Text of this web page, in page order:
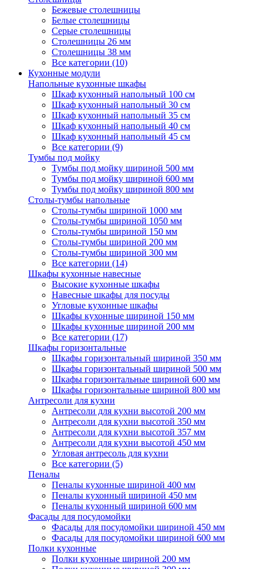
Бежевые столешницы
Белые столешницы
Серые столешницы
Столешницы 26 мм
Столешницы 38 мм
Все категории (10)
Кухонные модули
Напольные кухонные шкафы
Шкаф кухонный напольный 100 см
Шкаф кухонный напольный 30 см
Шкаф кухонный напольный 35 см
Шкаф кухонный напольный 40 см
Шкаф кухонный напольный 45 см
Все категории (9)
Тумбы под мойку
Тумбы под мойку шириной 500 мм
Тумбы под мойку шириной 600 мм
Тумбы под мойку шириной 800 мм
Столы-тумбы напольные
Столы-тумбы шириной 1000 мм
Столы-тумбы шириной 1050 мм
Столы-тумбы шириной 150 мм
Столы-тумбы шириной 200 мм
Столы-тумбы шириной 300 мм
Все категории (14)
Шкафы кухонные навесные
Высокие кухонные шкафы
Навесные шкафы для посуды
Угловые кухонные шкафы
Шкафы кухонные шириной 150 мм
Шкафы кухонные шириной 200 мм
Все категории (17)
Шкафы горизонтальные
Шкафы горизонтальный шириной 350 мм
Шкафы горизонтальный шириной 500 мм
Шкафы горизонтальные шириной 600 мм
Шкафы горизонтальные шириной 800 мм
Антресоли для кухни
Антресоли для кухни высотой 200 мм
Антресоли для кухни высотой 350 мм
Антресоли для кухни высотой 357 мм
Антресоли для кухни высотой 450 мм
Угловая антресоль для кухни
Все категории (5)
Пеналы
Пеналы кухонные шириной 400 мм
Пеналы кухонный шириной 450 мм
Пеналы кухонный шириной 600 мм
Фасады для посудомойки
Фасады для посудомойки шириной 450 мм
Фасады для посудомойки шириной 600 мм
Полки кухонные
Полки кухонные шириной 200 мм